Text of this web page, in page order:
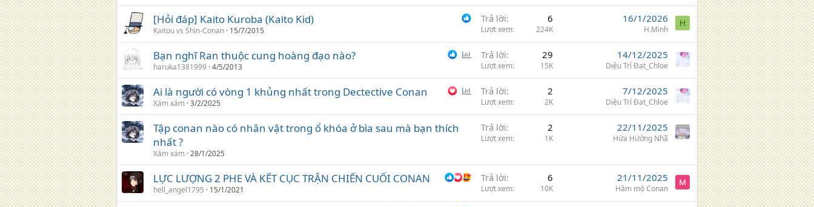
h
ọ
[Hỏi đáp] Kaito Kuroba (Kaito Kid)
Kaitou vs Shin-Conan 15/7/2015
Trả lời 6
Lượt xem 224K
16/1/2026
H.Minh
H
n
h
h
Bạn nghĩ Ran thuộc cung hoàng đạo nào?
haruka1381999 4/5/2013
Trả lời 29
Lượt xem 15K
14/12/2025
Diệu Trí Đạt_Chloe
n
ọ
n
Ai là người có vòng 1 khủng nhất trong Dectective Conan
Xám xám 3/2/2025
Trả lời 2
Lượt xem 2K
7/12/2025
Diệu Trí Đạt_Chloe
Tập conan nào có nhân vật trong ổ khóa ở bìa sau mà bạn thích
nhất ?
Xám xám 28/1/2025
Trả lời 2
Lượt xem 1K
22/11/2025
Hứa Hướng Nhã
LỰC LƯỢNG 2 PHE VÀ KẾT CỤC TRẬN CHIẾN CUỐI CONAN
hell_angel1795 15/1/2021
Trả lời 6
Lượt xem 10K
21/11/2025
Hâm mộ Conan